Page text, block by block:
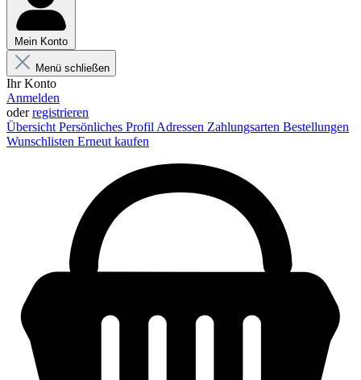
Mein Konto
Menü schließen
Ihr Konto
Anmelden
oderregistrieren
Übersicht Persönliches Profil Adressen Zahlungsarten Bestellungen
Wunschlisten Erneut kaufen